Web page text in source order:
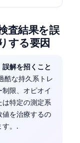
査結果を誤
する要因
解を招くこと
酷な持久系トレ
限、オピオイ
は特定の測定系
値を治療するの
す。.